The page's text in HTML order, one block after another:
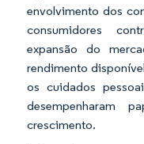
envolvimento dos
consumidores
expansão do
rendimento
os cuidados
desempenharam
crescimento.